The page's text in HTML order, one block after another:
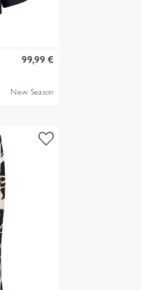
99,99 €
New Season